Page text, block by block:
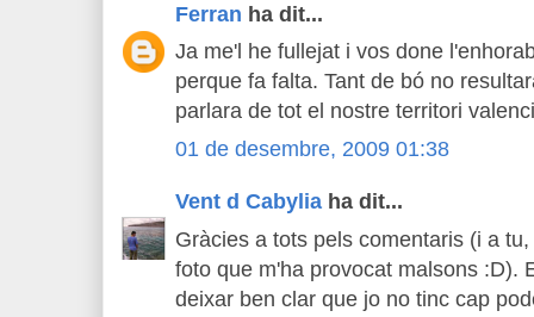
Ferran ha dit...
Ja me'l he fullejat i vos done
perque fa falta. Tant de bó no
parlara de tot el nostre territori
01 de desembre, 2009 01:38
Vent d Cabylia ha dit...
Gràcies a tots pels comentaris (i a
foto que m'ha provocat malsons :D).
deixar ben clar que jo no tinc cap